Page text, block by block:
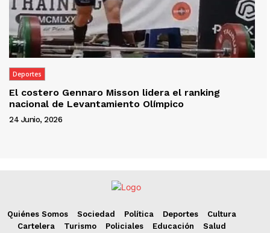
Deportes
El costero Gennaro Misson lidera el ranking
nacional de Levantamiento Olímpico
24 Junio, 2026
Quiénes Somos Sociedad Política Deportes
Cultura
Cartelera
Turismo Policiales Educación
Salud